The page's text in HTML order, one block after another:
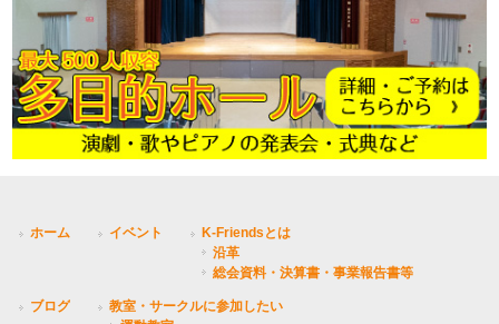
ホーム イベント
K-Friendsとは
沿革
総会資料・決算書・事業報告書等
ブログ
教室・サークルに参加したい